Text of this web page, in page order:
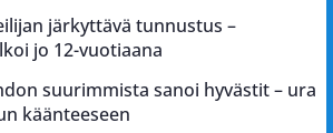
järkyttävä tunnustus –
jo 12-vuotiaana
suurimmista sanoi hyvästit – ura
käänteeseen